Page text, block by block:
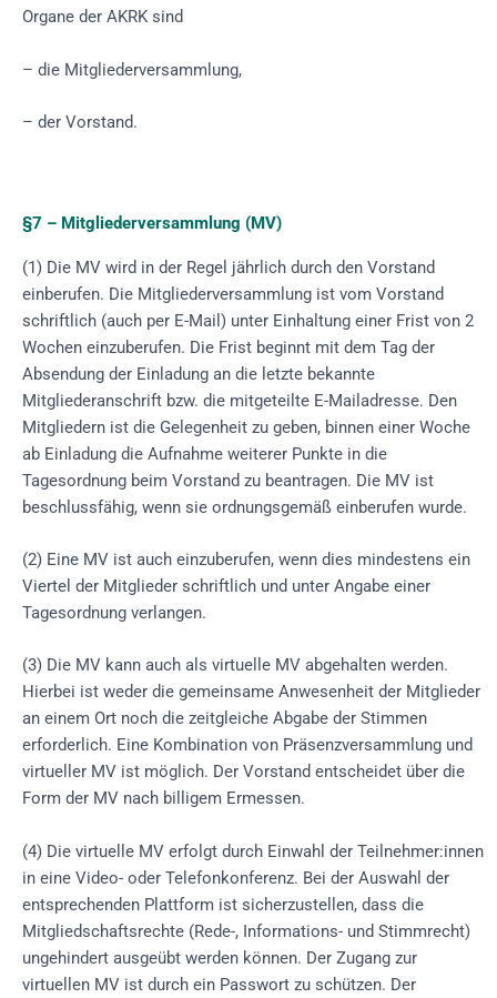
Organe der AKRK sind
– die Mitgliederversammlung,
– der Vorstand.
§7 – Mitgliederversammlung (MV)
(1) Die MV wird in der Regel jährlich durch den Vorstand
einberufen. Die Mitgliederversammlung ist vom Vorstand
schriftlich (auch per E-Mail) unter Einhaltung einer Frist von 2
Wochen einzuberufen. Die Frist beginnt mit dem Tag der
Absendung der Einladung an die letzte bekannte
Mitgliederanschrift bzw. die mitgeteilte E-Mailadresse. Den
Mitgliedern ist die Gelegenheit zu geben, binnen einer Woche
ab Einladung die Aufnahme weiterer Punkte in die
Tagesordnung beim Vorstand zu beantragen. Die MV ist
beschlussfähig, wenn sie ordnungsgemäß einberufen wurde.
(2) Eine MV ist auch einzuberufen, wenn dies mindestens ein
Viertel der Mitglieder schriftlich und unter Angabe einer
Tagesordnung verlangen.
(3) Die MV kann auch als virtuelle MV abgehalten werden.
Hierbei ist weder die gemeinsame Anwesenheit der Mitglieder
an einem Ort noch die zeitgleiche Abgabe der Stimmen
erforderlich. Eine Kombination von Präsenzversammlung und
virtueller MV ist möglich. Der Vorstand entscheidet über die
Form der MV nach billigem Ermessen.
(4) Die virtuelle MV erfolgt durch Einwahl der Teilnehmer:innen
in eine Video- oder Telefonkonferenz. Bei der Auswahl der
entsprechenden Plattform ist sicherzustellen, dass die
Mitgliedschaftsrechte (Rede-, Informations- und Stimmrecht)
ungehindert ausgeübt werden können. Der Zugang zur
virtuellen MV ist durch ein Passwort zu schützen. Der